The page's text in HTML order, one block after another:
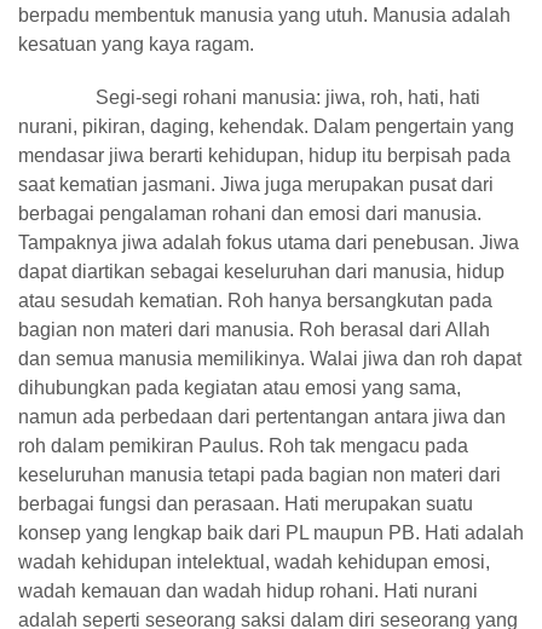
berpadu membentuk manusia yang utuh. Manusia adalah
kesatuan yang kaya ragam.
Segi-segi rohani manusia: jiwa, roh, hati, hati
nurani, pikiran, daging, kehendak. Dalam pengertain yang
mendasar jiwa berarti kehidupan, hidup itu berpisah pada
saat kematian jasmani. Jiwa juga merupakan pusat dari
berbagai pengalaman rohani dan emosi dari manusia.
Tampaknya jiwa adalah fokus utama dari penebusan. Jiwa
dapat diartikan sebagai keseluruhan dari manusia, hidup
atau sesudah kematian. Roh hanya bersangkutan pada
bagian non materi dari manusia. Roh berasal dari Allah
dan semua manusia memilikinya. Walai jiwa dan roh dapat
dihubungkan pada kegiatan atau emosi yang sama,
namun ada perbedaan dari pertentangan antara jiwa dan
roh dalam pemikiran Paulus. Roh tak mengacu pada
keseluruhan manusia tetapi pada bagian non materi dari
berbagai fungsi dan perasaan. Hati merupakan suatu
konsep yang lengkap baik dari PL maupun PB. Hati adalah
wadah kehidupan intelektual, wadah kehidupan emosi,
wadah kemauan dan wadah hidup rohani. Hati nurani
adalah seperti seseorang saksi dalam diri seseorang yang